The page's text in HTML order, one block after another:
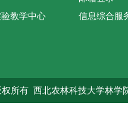
教学中心
信息综合服
权所有 西北农林科技大学林